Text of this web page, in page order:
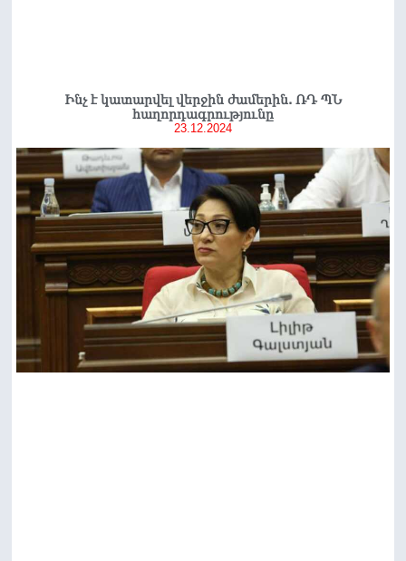
Ինչ է կատարվել վերջին ժամերին. ՌԴ ՊՆ
հաղորդագրությունը
23.12.2024